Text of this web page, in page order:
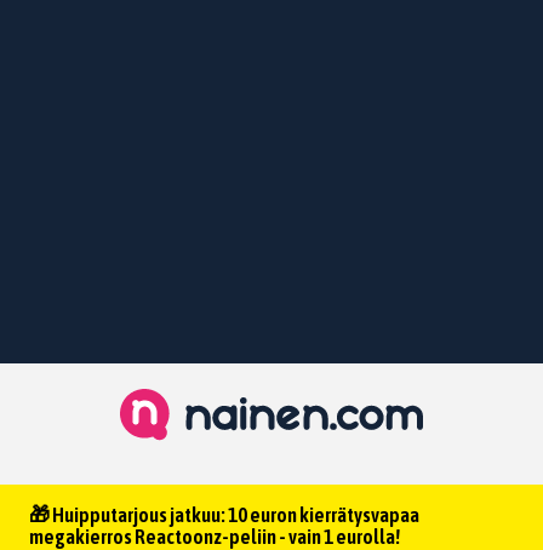
🎁 Huipputarjous jatkuu: 10 euron kierrätysvapaa
megakierros Reactoonz-peliin - vain 1 eurolla!